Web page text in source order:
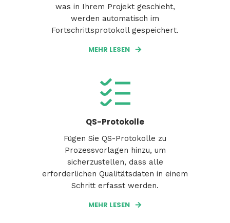
was in Ihrem Projekt geschieht,
werden automatisch im
Fortschrittsprotokoll gespeichert.
MEHR LESEN
QS-Protokolle
Fügen Sie QS-Protokolle zu
Prozessvorlagen hinzu, um
sicherzustellen, dass alle
erforderlichen Qualitätsdaten in einem
Schritt erfasst werden.
MEHR LESEN